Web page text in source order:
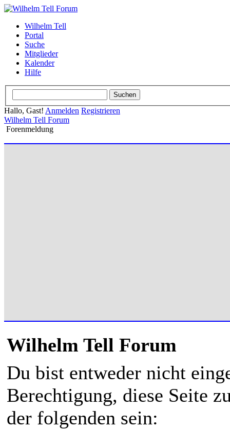
Wilhelm Tell
Portal
Suche
Mitglieder
Kalender
Hilfe
Hallo, Gast! Anmelden Registrieren
Wilhelm Tell Forum
Forenmeldung
Wilhelm Tell Forum
Du bist entweder nicht
Berechtigung, diese Seite
der folgenden sein: